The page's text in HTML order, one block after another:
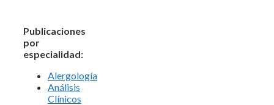
Publicaciones
por
especialidad:
Alergología
Análisis
Clínicos